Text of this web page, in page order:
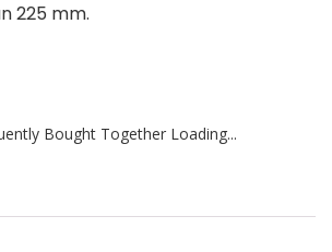
225 mm.
Bought Together Loading...